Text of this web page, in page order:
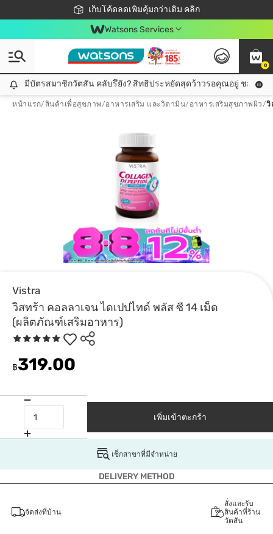
เก็บโค้ดลดเพิ่มคุ้มกว่าเดิม คลิก
ชอปออนไลน์ครั้งแรก ลดเพิ่มจุก ๆ 10%! 🎉
📦ส่งฟรี! เมื่อชอป 499฿
สมาชิกวัตสัน คลับดียังไง?
Watsons Services
0
มีบัตรสมาชิกวัตสัน คลับรึยัง? สิทธิประหยัดสุดว้าวรอคุณอยู่ ชอปคุ้มกว่าเดิม คลิก!
มีบัตรสมาชิกวัตสัน คลับรึยัง? สิทธิประหยัดสุดว้าวรอคุณอยู่ ชอปคุ้มก
หน้าแรก/สินค้าเพื่อสุขภาพ/อาหารเสริม และวิตามิน/ อาหารเสริมสุขภาพผิว/วิ
Vistra
วิสทร้า คอลลาเจน ไดเปปไทด์ พลัส ซี 14 เม็ด
(ผลิตภัณฑ์เสริมอาหาร)
฿319.00
เพิ่มเข้าตะกร้า
เช็กสาขาที่มีจำหน่าย
DELIVERY METHOD
จัดส่งที่บ้าน
สั่งและรับ
สินค้าที่ร้าน
วัตสัน